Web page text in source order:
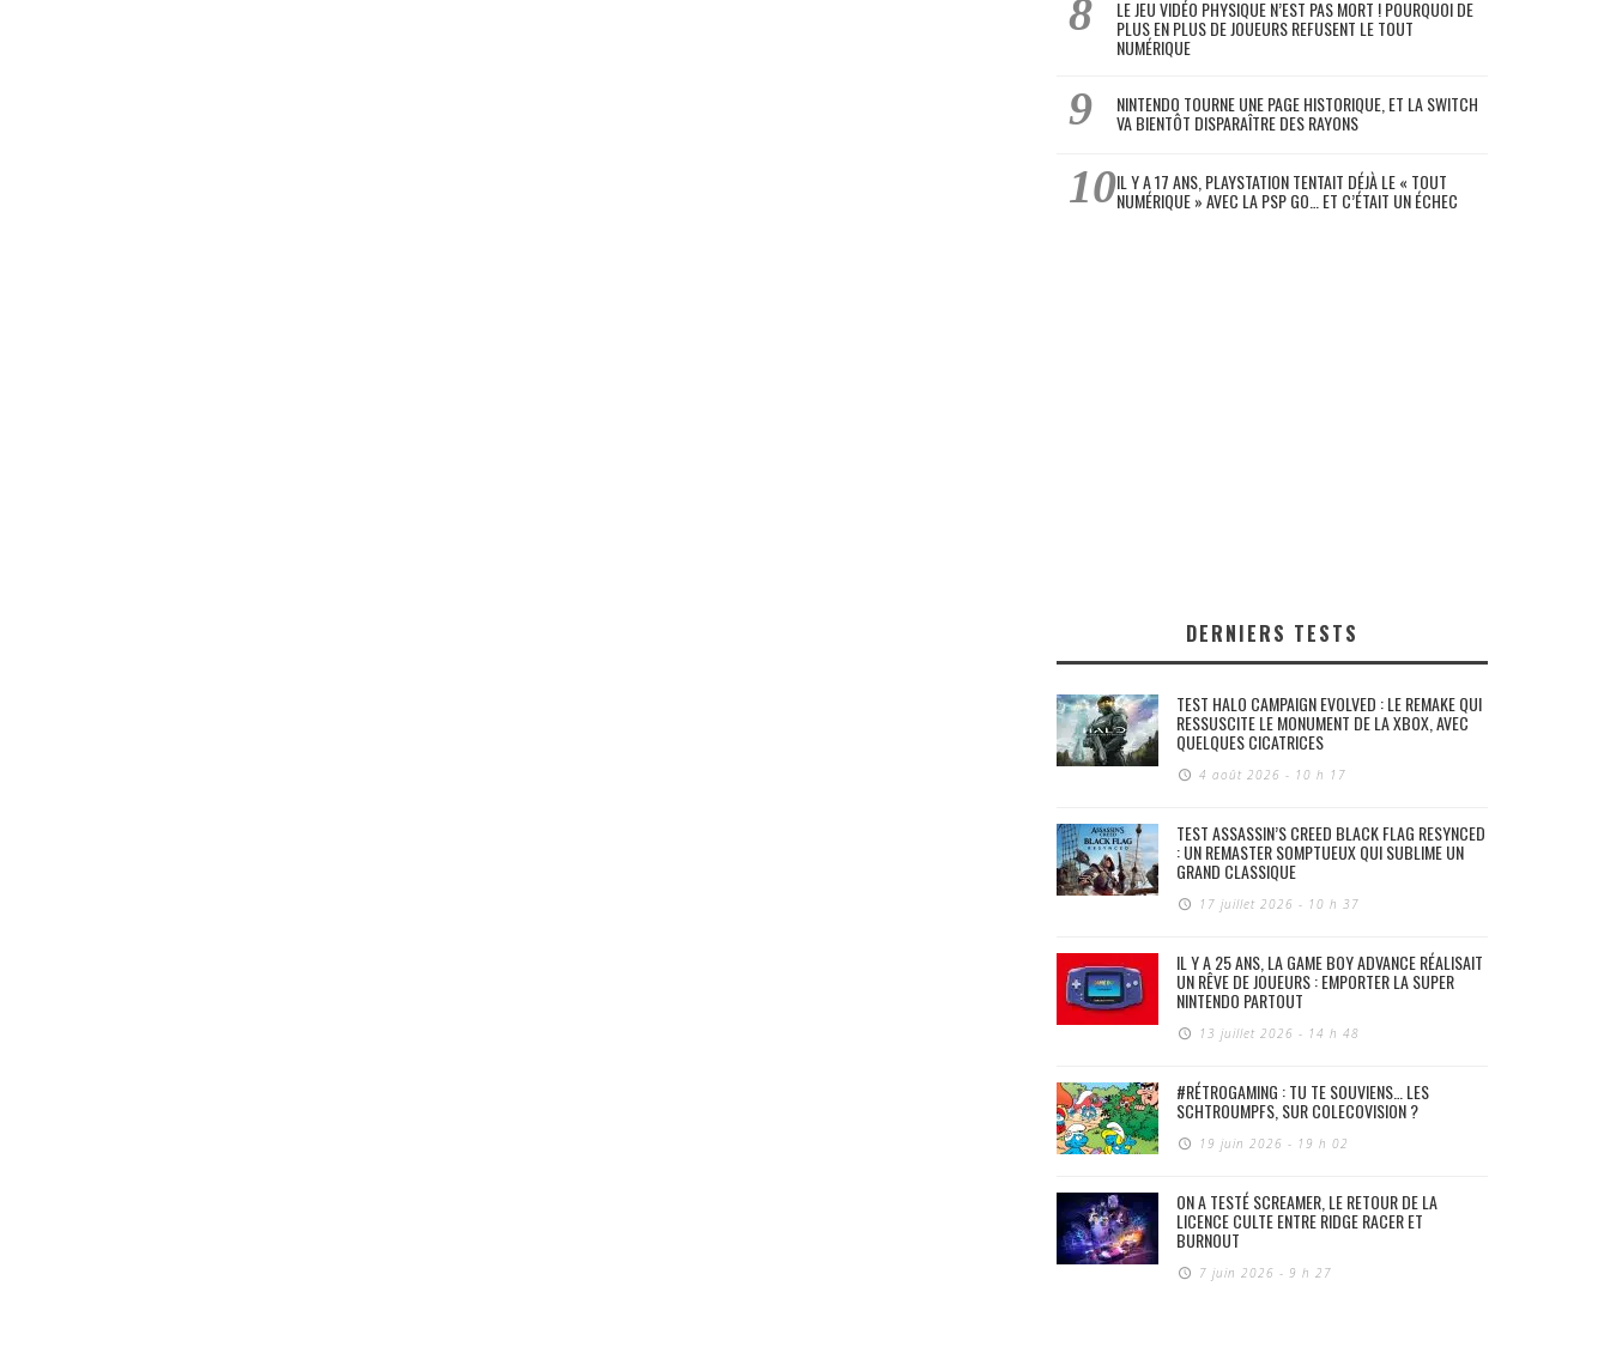
LE JEU VIDÉO PHYSIQUE N’EST PAS MORT ! POURQUOI DE
PLUS EN PLUS DE JOUEURS REFUSENT LE TOUT
NUMÉRIQUE
NINTENDO TOURNE UNE PAGE HISTORIQUE, ET LA SWITCH
VA BIENTÔT DISPARAÎTRE DES RAYONS
IL Y A 17 ANS, PLAYSTATION TENTAIT DÉJÀ LE « TOUT
NUMÉRIQUE » AVEC LA PSP GO… ET C’ÉTAIT UN ÉCHEC
DERNIERS TESTS
TEST HALO CAMPAIGN EVOLVED : LE REMAKE QUI
RESSUSCITE LE MONUMENT DE LA XBOX, AVEC
QUELQUES CICATRICES
4 août 2026 - 10 h 17
TEST ASSASSIN’S CREED BLACK FLAG RESYNCED
: UN REMASTER SOMPTUEUX QUI SUBLIME UN
GRAND CLASSIQUE
17 juillet 2026 - 10 h 37
IL Y A 25 ANS, LA GAME BOY ADVANCE RÉALISAIT
UN RÊVE DE JOUEURS : EMPORTER LA SUPER
NINTENDO PARTOUT
13 juillet 2026 - 14 h 48
#RÉTROGAMING : TU TE SOUVIENS… LES
SCHTROUMPFS, SUR COLECOVISION ?
19 juin 2026 - 19 h 02
ON A TESTÉ SCREAMER, LE RETOUR DE LA
LICENCE CULTE ENTRE RIDGE RACER ET
BURNOUT
7 juin 2026 - 9 h 27